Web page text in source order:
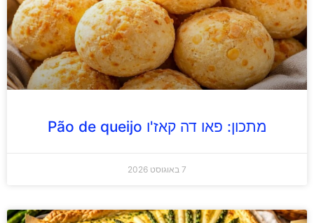
מתכון: פאו דה קאז'ו Pão de queijo
7 באוגוסט 2026